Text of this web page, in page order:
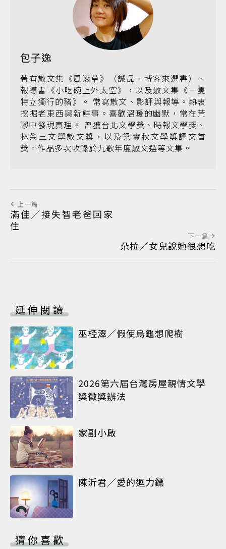
包子逸
著有散文集《風滾草》（誠品、博客來選書）、
報導書《小吃碗上外太空》，以及散文集《一隻
特立獨行的豬》。 常寫散文、影評與報導。熱衷
挖掘老東西與新鮮事。喜歡溫暖的幽默，常在荒
謬中發現真理。 曾獲台北文學獎、時報文學獎、
林榮三文學散文獎，以及梁實秋文學獎譯文首
獎。作品多次收錄於九歌年度散文選等文集。
上一篇
滿佳／接失智老爸回家
住
下一篇
朵拉／女兒說她很想吃
延伸閱讀
巫椏濢／假使烏龜想爬樹
2026第六屆台灣房屋親情文學
獎徵獎辦法
家副小啟
陳沂君／愛的迴力鏢
猜你喜歡